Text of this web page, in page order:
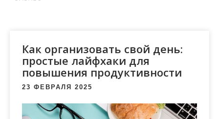
Как организовать свой день:
простые лайфхаки для
повышения продуктивности
23 ФЕВРАЛЯ 2025